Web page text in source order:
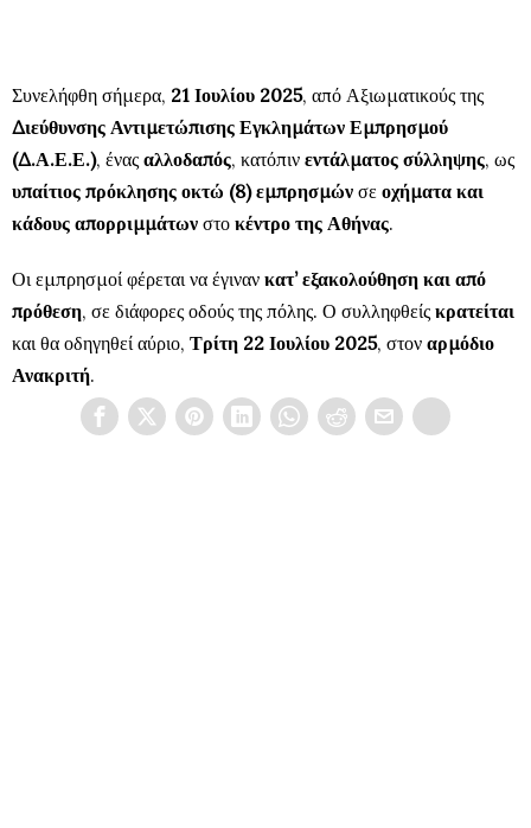
Συνελήφθη σήμερα, 21 Ιουλίου 2025, από Αξιωματικούς της
Διεύθυνσης Αντιμετώπισης Εγκλημάτων Εμπρησμού
(Δ.Α.Ε.Ε.), ένας αλλοδαπός, κατόπιν εντάλματος σύλληψης, ως
υπαίτιος πρόκλησης οκτώ (8) εμπρησμών σε οχήματα και
κάδους απορριμμάτων στο κέντρο της Αθήνας.
Οι εμπρησμοί φέρεται να έγιναν κατ’ εξακολούθηση και από
πρόθεση, σε διάφορες οδούς της πόλης. Ο συλληφθείς κρατείται
και θα οδηγηθεί αύριο, Τρίτη 22 Ιουλίου 2025, στον αρμόδιο
Ανακριτή.